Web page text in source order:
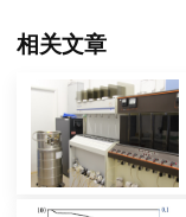
相关文章